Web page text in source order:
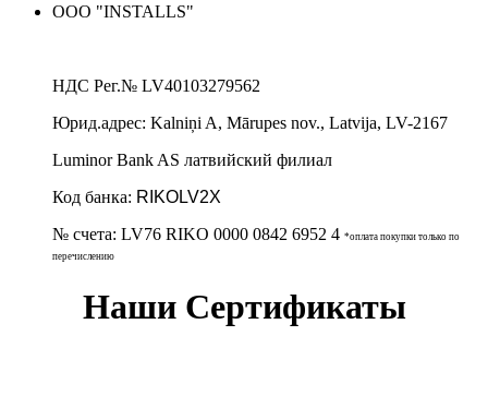
ООО "INSTALLS"
НДС Рег.№ LV40103279562
Юрид.адрес: Kalniņi A, Mārupes nov., Latvija, LV-2167
Luminor Bank AS латвийский филиал
Код банка: RIKOLV2X
№ счета: LV76 RIKO 0000 0842 6952 4 *оплата покупки только по
перечислению
Наши Сертификаты